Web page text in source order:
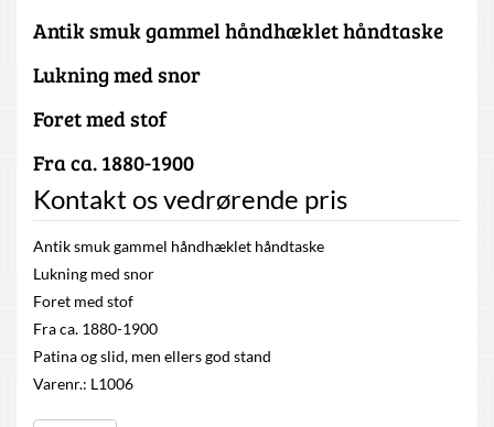
Antik smuk gammel håndhæklet håndtaske
Lukning med snor
Foret med stof
Fra ca. 1880-1900
Kontakt os vedrørende pris
Antik smuk gammel håndhæklet håndtaske
Lukning med snor
Foret med stof
Fra ca. 1880-1900
Patina og slid, men ellers god stand
Varenr.: L1006